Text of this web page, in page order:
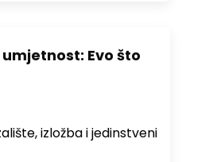
Evo što
izložba i jedinstveni